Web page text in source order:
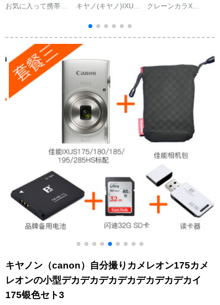
お気に入って携帯し
旅行カメレオン家族
用カーーメレオン子
供運動小カメラ尊黒
キヤノ(キヤノ)IXUS
ジタルメーラ携帯型
カード机WiFiカルバ
ーセト2
クレーンカラX
キヤノン（canon）自分撮りカメレオン175カメ
レオンの小型デカデカデカデカデカデカデカイ
175银色セト3